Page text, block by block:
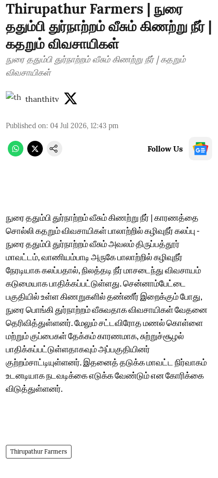
Thirupathur Farmers | நுரை
ததும்பி துர்நாற்றம் வீசும் கிணற்று நீர் |
கதறும் விவசாயிகள்
நுரை ததும்பி துர்நாற்றம் வீசும் கிணற்று நீர் | கதறும்
விவசாயிகள்
thanthitv
Published on: 04 Jul 2026, 12:43 pm
Follow Us
நுரை ததும்பி துர்நாற்றம் வீசும் கிணற்று நீர் | காரணத்தை
சொல்லி கதறும் விவசாயிகள் பாலாற்றில் கழிவுநீர் கலப்பு -
நுரை ததும்பி துர்நாற்றம் வீசும் அவலம் திருப்பத்தூர்
மாவட்டம், வாணியம்பாடி அருகே பாலாற்றில் கழிவுநீர்
நேரடியாக கலப்பதால், நிலத்தடி நீர் மாசடைந்து விவசாயம்
கடுமையாக பாதிக்கப்பட்டுள்ளது. சென்னாம்பேட்டை
பகுதியில் உள்ள கிணறுகளில் தண்ணீர் இறைக்கும் போது,
நுரை பொங்கி துர்நாற்றம் வீசுவதாக விவசாயிகள் வேதனை
தெரிவித்துள்ளனர். மேலும் சட்டவிரோத மணல் கொள்ளை
மற்றும் குப்பைகள் தேக்கம் காரணமாக, சுற்றுச்சூழல்
பாதிக்கப்பட்டுள்ளதாகவும் அப்பகுதியினர்
குற்றம்சாட்டியுள்ளனர். இதனைத் தடுக்க மாவட்ட நிர்வாகம்
உடனடியாக நடவடிக்கை எடுக்க வேண்டும் என கோரிக்கை
விடுத்துள்ளனர்.
Thirupathur Farmers